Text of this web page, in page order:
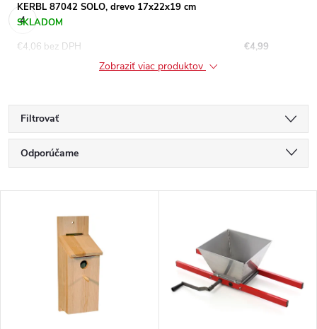
KERBL 87042 SOLO, drevo 17x22x19 cm
SKLADOM
€4,99
€4,06 bez DPH
Zobraziť viac produktov
Filtrovať
R
a
Odporúčame
Najpredávanejšie